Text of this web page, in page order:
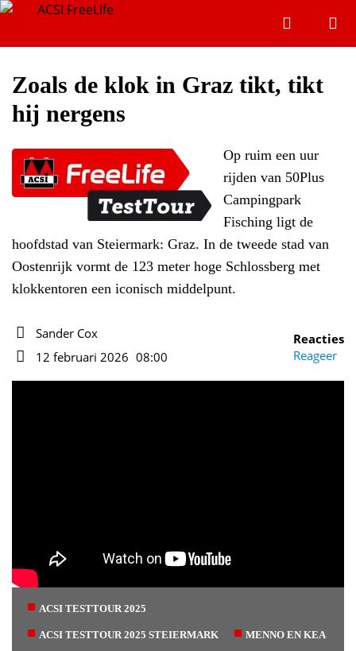
Zoeken
Zoals de klok in Graz tikt, tikt
hij nergens
Op ruim een uur
rijden van 50Plus
Campingpark
Fisching ligt de
hoofdstad van Steiermark: Graz. In de tweede stad van
Oostenrijk vormt de 123 meter hoge Schlossberg met
klokkentoren een iconisch middelpunt.
Auteur
Sander Cox
12 februari 2026 08:00
Reacties
Reageer
ACSI TESTTOUR 2025
ACSI TESTTOUR 2025 STEIERMARK MENNO EN KEA